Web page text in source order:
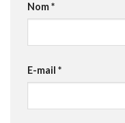
Nom*
E-mail *